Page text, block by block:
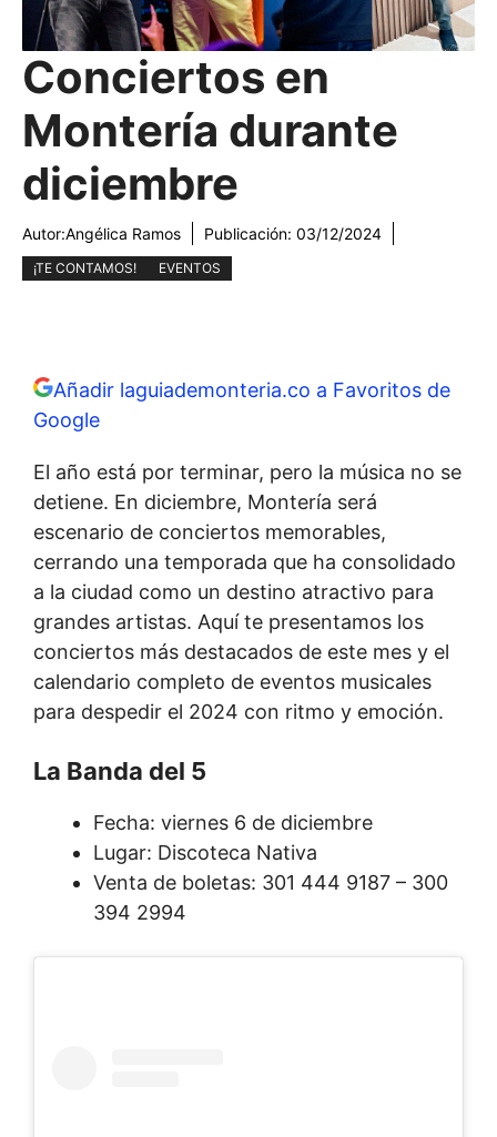
Conciertos en
Montería durante
diciembre
Autor:Angélica Ramos Publicación: 03/12/2024
¡TE CONTAMOS! EVENTOS
Añadir laguiademonteria.co a Favoritos de
Google
El año está por terminar, pero la música no se
detiene. En diciembre, Montería será
escenario de conciertos memorables,
cerrando una temporada que ha consolidado
a la ciudad como un destino atractivo para
grandes artistas. Aquí te presentamos los
conciertos más destacados de este mes y el
calendario completo de eventos musicales
para despedir el 2024 con ritmo y emoción.
La Banda del 5
Fecha: viernes 6 de diciembre
Lugar: Discoteca Nativa
Venta de boletas: 301 444 9187 – 300
394 2994